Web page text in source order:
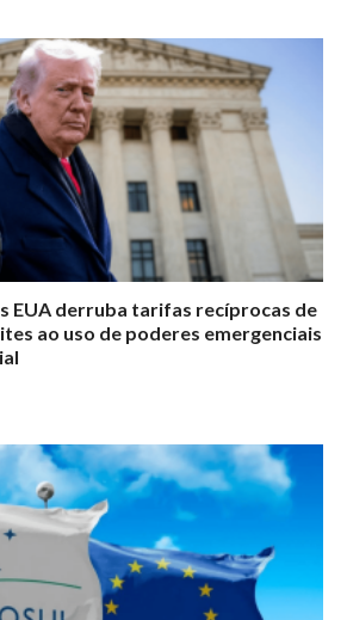
EUA derruba tarifas recíprocas de
ao uso de poderes emergenciais